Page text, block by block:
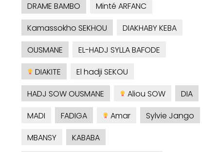
DRAME BAMBO
Minté ARFANC
Kamassokho SEKHOU
DIAKHABY KEBA
OUSMANE
EL-HADJ SYLLA BAFODE
DIAKITE
El hadji SEKOU
HADJ SOW OUSMANE
Aliou SOW
DIA
MADI
FADIGA Amar
Sylvie Jango
MBANSY
KABABA